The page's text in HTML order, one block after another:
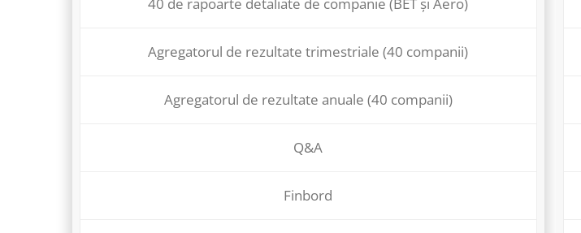
Agregatorul de rezultate trimestriale (40 companii)
Agregatorul de rezultate anuale (40 companii)
Q&A
Finbord